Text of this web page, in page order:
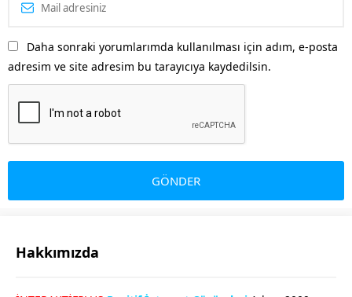
Daha sonraki yorumlarımda kullanılması için adım, e-posta
adresim ve site adresim bu tarayıcıya kaydedilsin.
Hakkımızda